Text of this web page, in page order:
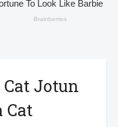
Cat Jotun
Cat